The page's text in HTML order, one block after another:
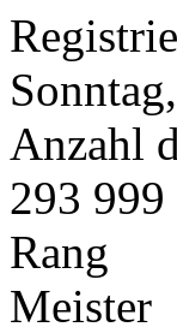
Anzahl
293
Rang
Meister